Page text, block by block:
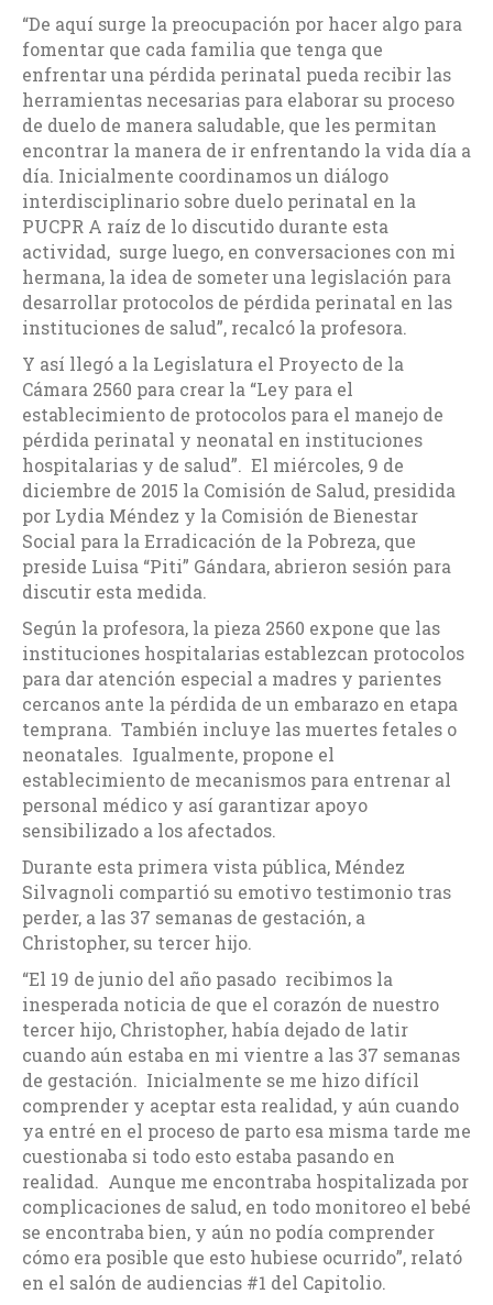
“De aquí surge la preocupación por hacer algo para
fomentar que cada familia que tenga que
enfrentar una pérdida perinatal pueda recibir las
herramientas necesarias para elaborar su proceso
de duelo de manera saludable, que les permitan
encontrar la manera de ir enfrentando la vida día a
día. Inicialmente coordinamos un diálogo
interdisciplinario sobre duelo perinatal en la
PUCPR A raíz de lo discutido durante esta
actividad, surge luego, en conversaciones con mi
hermana, la idea de someter una legislación para
desarrollar protocolos de pérdida perinatal en las
instituciones de salud”, recalcó la profesora.
Y así llegó a la Legislatura el Proyecto de la
Cámara 2560 para crear la “Ley para el
establecimiento de protocolos para el manejo de
pérdida perinatal y neonatal en instituciones
hospitalarias y de salud”. El miércoles, 9 de
diciembre de 2015 la Comisión de Salud, presidida
por Lydia Méndez y la Comisión de Bienestar
Social para la Erradicación de la Pobreza, que
preside Luisa “Piti” Gándara, abrieron sesión para
discutir esta medida.
Según la profesora, la pieza 2560 expone que las
instituciones hospitalarias establezcan protocolos
para dar atención especial a madres y parientes
cercanos ante la pérdida de un embarazo en etapa
temprana. También incluye las muertes fetales o
neonatales. Igualmente, propone el
establecimiento de mecanismos para entrenar al
personal médico y así garantizar apoyo
sensibilizado a los afectados.
Durante esta primera vista pública, Méndez
Silvagnoli compartió su emotivo testimonio tras
perder, a las 37 semanas de gestación, a
Christopher, su tercer hijo.
“El 19 de junio del año pasado recibimos la
inesperada noticia de que el corazón de nuestro
tercer hijo, Christopher, había dejado de latir
cuando aún estaba en mi vientre a las 37 semanas
de gestación. Inicialmente se me hizo difícil
comprender y aceptar esta realidad, y aún cuando
ya entré en el proceso de parto esa misma tarde me
cuestionaba si todo esto estaba pasando en
realidad. Aunque me encontraba hospitalizada por
complicaciones de salud, en todo monitoreo el bebé
se encontraba bien, y aún no podía comprender
cómo era posible que esto hubiese ocurrido”, relató
en el salón de audiencias #1 del Capitolio.